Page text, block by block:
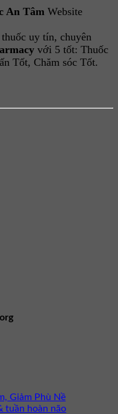
An Tâm Website
uy tín, chuyên
với 5 tốt: Thuốc
Tốt, Chăm sóc Tốt.
Giảm Phù Nề
tuần hoàn não